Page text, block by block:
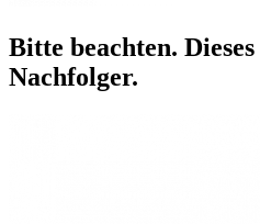
Bitte beachten.
Nachfolger.